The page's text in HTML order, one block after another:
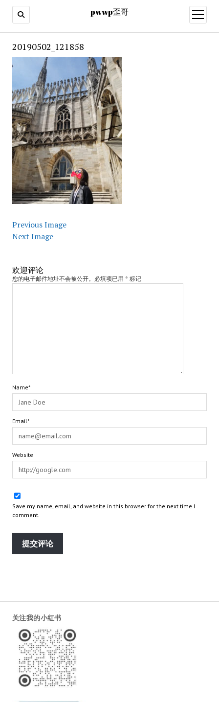
pwwp歪哥
open
menu
20190502_121858
Previous Image
Next Image
欢迎评论
您的电子邮件地址不会被公开。必填项已用 * 标记
Name*
Email*
Website
Save my name, email, and website in this browser for the next time I
comment.
关注我的小红书